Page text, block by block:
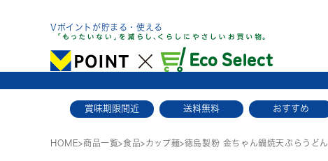
Vポイントが貯まる・使える
賞味期限間近 送料無料 おすすめ
HOME>商品一覧>食品>カップ麺>徳島製粉 金ちゃん鍋焼天ぷらうどん